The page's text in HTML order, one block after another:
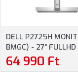
DELL P2725H
BMGC) - 27" FULLHD
(1920X1080), IPS,
250CD, 8MS, HDMI,
64 990 Ft